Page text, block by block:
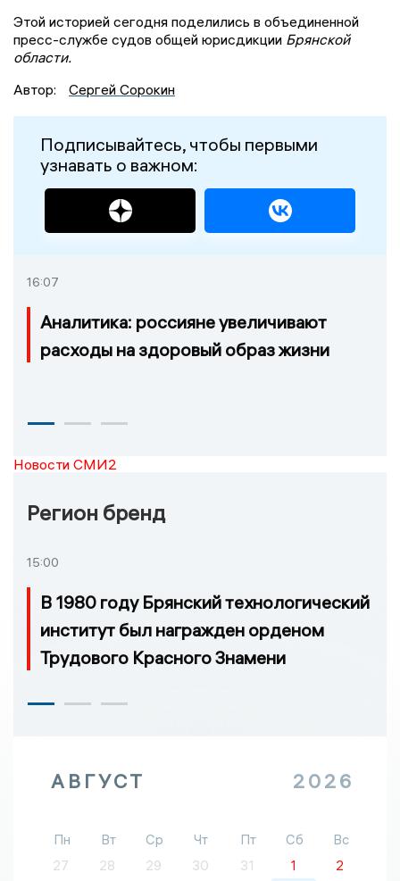
Этой историей сегодня поделились в объединенной
пресс-службе судов общей юрисдикции Брянской
области.
Автор:
Сергей Сорокин
Подписывайтесь, чтобы первыми
узнавать о важном:
16:07
Аналитика: россияне увеличивают
расходы на здоровый образ жизни
Новости СМИ2
Регион бренд
15:00
В 1980 году Брянский технологический
институт был награжден орденом
Трудового Красного Знамени
АВГУСТ 2026
Пн Вт Ср Чт Пт Сб
Вс
27
28 29 30 31 1
2